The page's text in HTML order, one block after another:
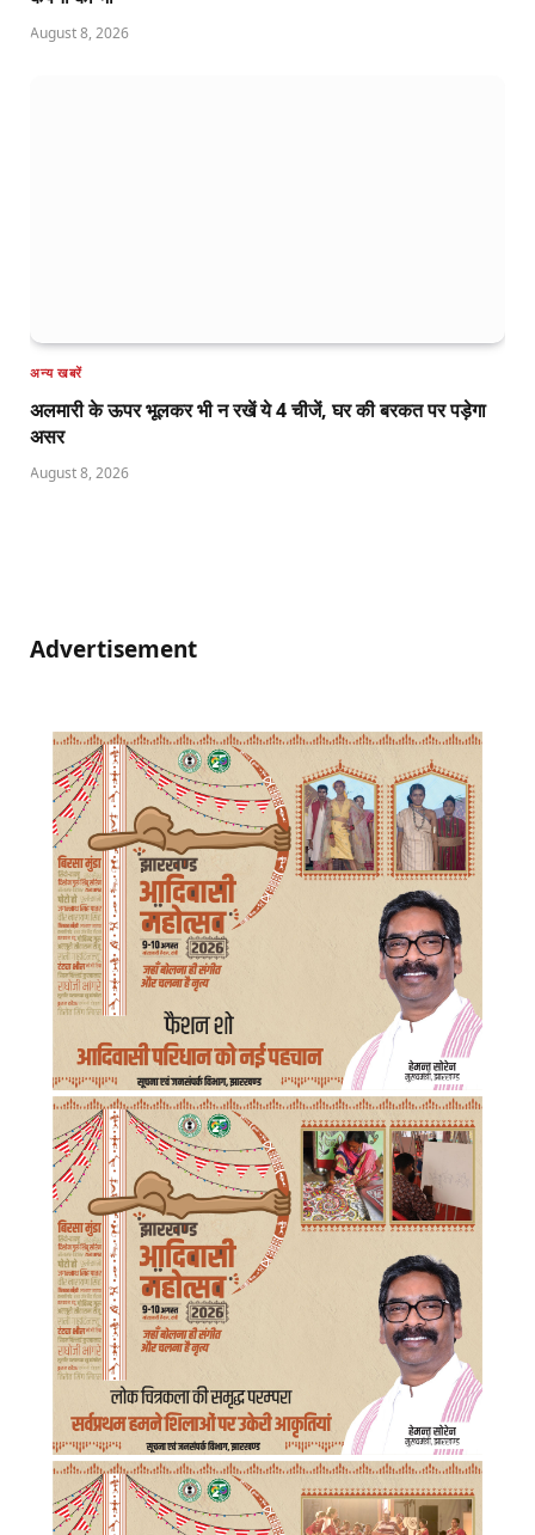
August 8, 2026
अन्य खबरें
अलमारी के ऊपर भूलकर भी न रखें ये 4 चीजें, घर की बरकत पर पड़ेगा
असर
August 8, 2026
Advertisement